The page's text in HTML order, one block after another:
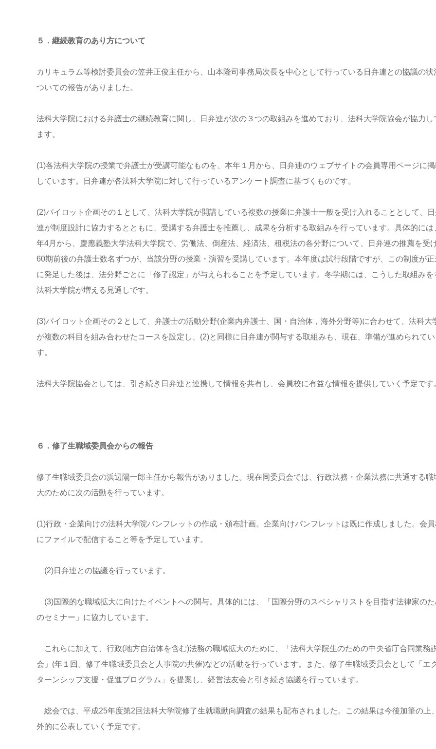
５．継続教育のあり方について
カリキュラム等検討委員会の笠井正俊主任から、山本隆司事務局次長を中心として行っている日弁連との協議の状
ついての報告がありました。
法科大学院における弁護士の継続教育に関し、日弁連が次の３つの取組みを進めており、法科大学院協会が協力し
ます。
(1)各法科大学院の授業で弁護士が受講可能なものを、本年１月から、日弁連のウェブサイトの会員専用ページに掲
しています。日弁連が各法科大学院に対して行っているアンケート調査に基づくものです。
(2)パイロット企画その１として、法科大学院が開講している複数の授業に弁護士一般を受け入れることとして、
連が制度設計に協力するとともに、受講する弁護士を推薦し、成果を分析する取組みを行っています。具体的には
年4月から、慶應義塾大学法科大学院で、労働法、倒産法、経済法、租税法の各分野について、日弁連の推薦を受
60期前後の弁護士数名ずつが、当該分野の授業・演習を受講しています。本年度は試行段階ですが、この制度が正
に発足した後は、法分野ごとに「修了認定」が与えられることを予定しています。冬学期には、こうした取組みを
法科大学院が増える見通しです。
(3)パイロット企画その２として、弁護士の活動分野(企業内弁護士、国・自治体，海外分野等)に合わせて、法科大
が複数の科目を組み合わせたコースを設定し、(2)と同様に日弁連が関与する取組みも、現在、準備が進められてい
す。
法科大学院協会としては、引き続き日弁連と連携して情報を共有し、会員校に有益な情報を提供していく予定です
６．修了生職域委員会からの報告
修了生職域委員会の浜辺陽一郎主任から報告がありました。現在同委員会では、行政法務・企業法務に共通する職
大のために次の活動を行っています。
(1)行政・企業向けの法科大学院パンフレットの作成・頒布計画。企業向けパンフレットは既に作成しました。会員
にファイルで配信すること等を予定しています。
(2)日弁連との協議を行っています。
(3)国際的な職域拡大に向けたイベントへの関与。具体的には、「国際分野のスペシャリストを目指す法律家のた
のセミナー」に協力しています。
これらに加えて、行政(地方自治体を含む)法務の職域拡大のために、「法科大学院生のための中央省庁合同業務
会」(年１回。修了生職域委員会と人事院の共催)などの活動を行っています。また、修了生職域委員会として「エ
ターンシップ支援・促進プログラム」を提案し、経営法友会と引き続き協議を行っています。
総会では、平成25年度第2回法科大学院修了生就職動向調査の結果も配布されました。この結果は今後加筆の上
外的に公表していく予定です。